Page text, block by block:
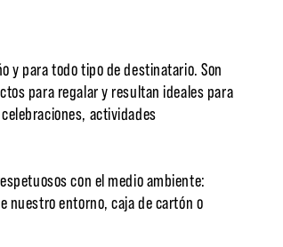
y para todo tipo de destinatario. Son
para regalar y resultan ideales para
actividades
con el medio ambiente:
nuestro entorno, caja de cartón o